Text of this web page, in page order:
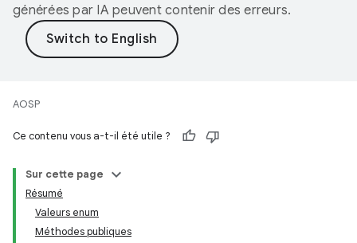
générées par IA peuvent contenir des erreurs.
AOSP
Ce contenu vous a-t-il été utile ?
Sur cette page
Résumé
Valeurs enum
Méthodes publiques